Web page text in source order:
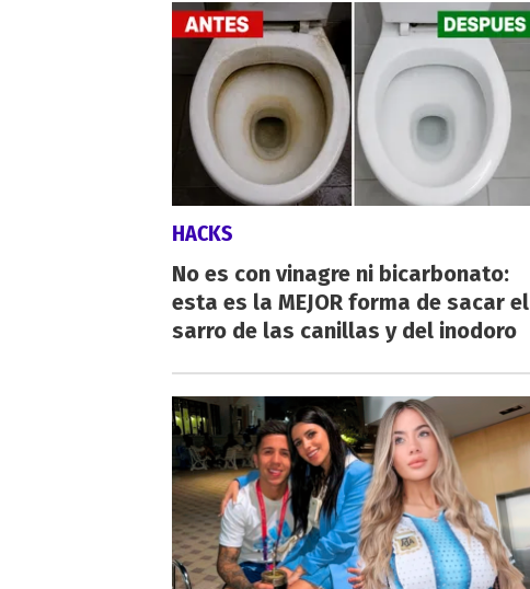
HACKS
No es con vinagre ni bicarbonato:
esta es la MEJOR forma de sacar el
sarro de las canillas y del inodoro